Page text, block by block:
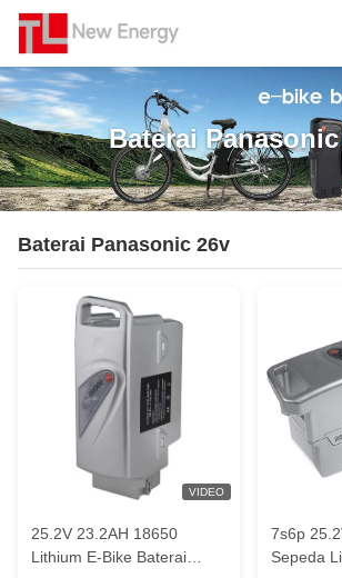
Baterai
Baterai Panasonic 26v
VIDEO
25.2V 23.2AH 18650
Lithium E-Bike Baterai
7s6p
Sepeda